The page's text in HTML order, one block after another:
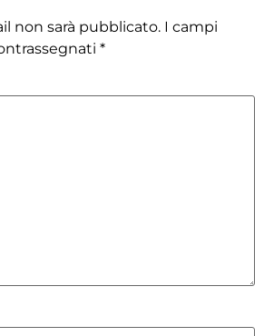
non sarà pubblicato. I campi
*